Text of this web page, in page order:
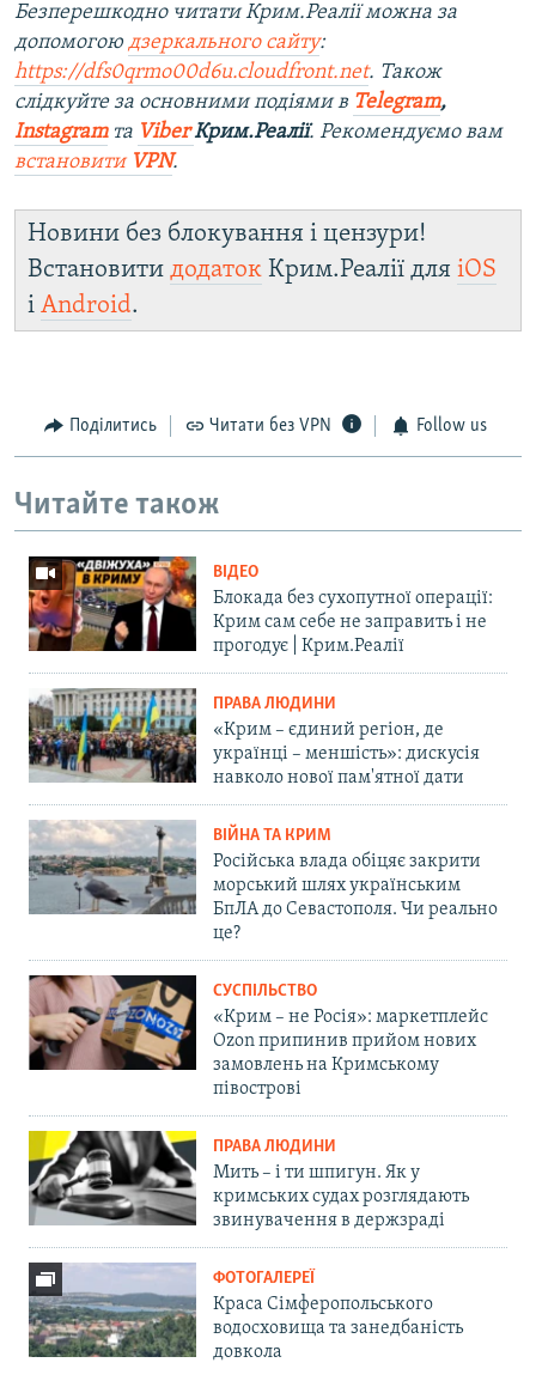
Безперешкодно читати Крим.Реалії можна за
допомогою дзеркального сайту:
https://dfs0qrmo00d6u.cloudfront.net. Також
слідкуйте за основними подіями в Telegram,
Instagramта ViberКрим.Реалії. Рекомендуємо вам
встановити VPN.
Новини без блокування і цензури!
Встановити додаток Крим.Реалії для iOS
і Android.
Поділитись Читати без VPN Follow us
Читайте також
ВІДЕО
Блокада без сухопутної операції:
Крим сам себе не заправить і не
прогодує | Крим.Реалії
ПРАВА ЛЮДИНИ
«Крим – єдиний регіон, де
українці – меншість»: дискусія
навколо нової пам'ятної дати
ВІЙНА ТА КРИМ
Російська влада обіцяє закрити
морський шлях українським
БпЛА до Севастополя. Чи реально
це?
СУСПІЛЬСТВО
«Крим – не Росія»: маркетплейс
Ozon припинив прийом нових
замовлень на Кримському
півострові
ПРАВА ЛЮДИНИ
Мить – і ти шпигун. Як у
кримських судах розглядають
звинувачення в держзраді
ФОТОГАЛЕРЕЇ
Краса Сімферопольського
водосховища та занедбаність
довкола